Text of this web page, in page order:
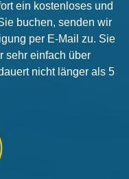
ein kostenloses und
buchen, senden wir
per E-Mail zu. Sie
sehr einfach über
nicht länger als 5